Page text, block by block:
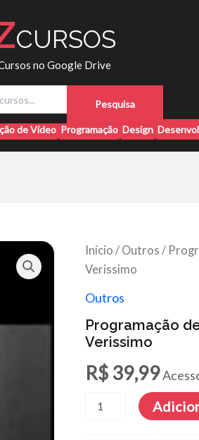
CURSOS
no Google Drive
q
Pesquisa
de Vídeo Programação Design
Início / Outros /
Verissimo
Outros
Programação
Verissimo
R$39,99
Programação